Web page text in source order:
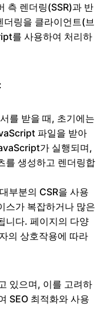
측 렌더링(SSR)과 반
링을 클라이언트(브
를 사용하여 처리하
를 받을 때, 초기에는
파일을 받아
가 실행되며,
를 생성하고 렌더링합
부분의 CSR을 사용
스가 복잡하거나 많은
니다. 페이지의 다양
의 상호작용에 따라
있으며, 이를 고려하
SEO 최적화와 사용